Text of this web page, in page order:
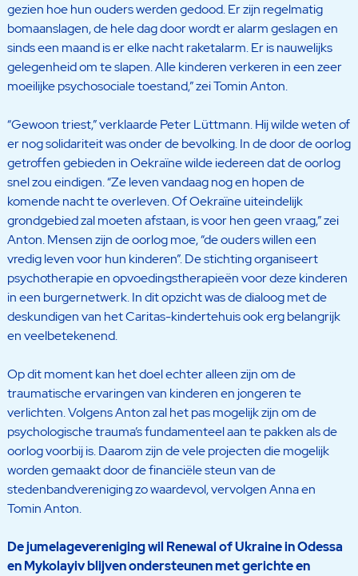
gezien hoe hun ouders werden gedood. Er zijn regelmatig
bomaanslagen, de hele dag door wordt er alarm geslagen en
sinds een maand is er elke nacht raketalarm. Er is nauwelijks
gelegenheid om te slapen. Alle kinderen verkeren in een zeer
moeilijke psychosociale toestand,” zei Tomin Anton.
“Gewoon triest,” verklaarde Peter Lüttmann. Hij wilde weten of
er nog solidariteit was onder de bevolking. In de door de oorlog
getroffen gebieden in Oekraïne wilde iedereen dat de oorlog
snel zou eindigen. “Ze leven vandaag nog en hopen de
komende nacht te overleven. Of Oekraïne uiteindelijk
grondgebied zal moeten afstaan, is voor hen geen vraag,” zei
Anton. Mensen zijn de oorlog moe, “de ouders willen een
vredig leven voor hun kinderen”. De stichting organiseert
psychotherapie en opvoedingstherapieën voor deze kinderen
in een burgernetwerk. In dit opzicht was de dialoog met de
deskundigen van het Caritas-kindertehuis ook erg belangrijk
en veelbetekenend.
Op dit moment kan het doel echter alleen zijn om de
traumatische ervaringen van kinderen en jongeren te
verlichten. Volgens Anton zal het pas mogelijk zijn om de
psychologische trauma’s fundamenteel aan te pakken als de
oorlog voorbij is. Daarom zijn de vele projecten die mogelijk
worden gemaakt door de financiële steun van de
stedenbandvereniging zo waardevol, vervolgen Anna en
Tomin Anton.
De jumelagevereniging wil Renewal of Ukraine in Odessa
en Mykolayiv blijven ondersteunen met gerichte en